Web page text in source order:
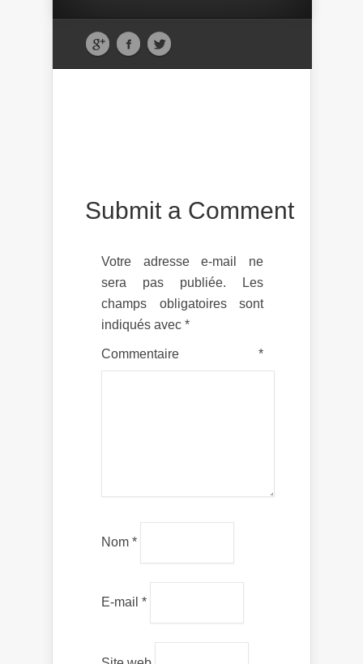
Submit a Comment
Votre adresse e-mail ne
sera pas publiée.
Les
champs obligatoires sont
indiqués avec *
Commentaire *
Nom *
E-mail *